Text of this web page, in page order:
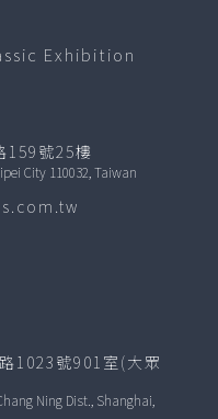
Exhibition
159號25樓
City 110032, Taiwan
1023號901室(大眾
Ning Dist., Shanghai,